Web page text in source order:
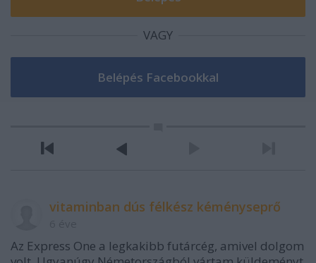
VAGY
vitaminban dús félkész kéményseprő
Az Express One a legkakibb futárcég, amivel dolgom